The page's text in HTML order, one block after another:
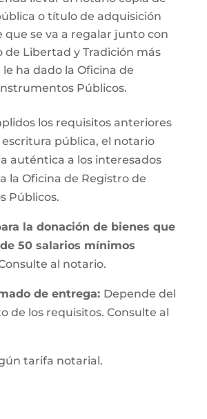
o título de adquisición
que se va a regalar junto con
de Libertad y Tradición más
ha dado la Oficina de
Públicos.
los requisitos anteriores
escritura pública, el notario
auténtica a los interesados
la Oficina de Registro de
Públicos.
la donación de bienes que
50 salarios mínimos
al notario.
de entrega: Depende del
de los requisitos. Consulte al
tarifa notarial.